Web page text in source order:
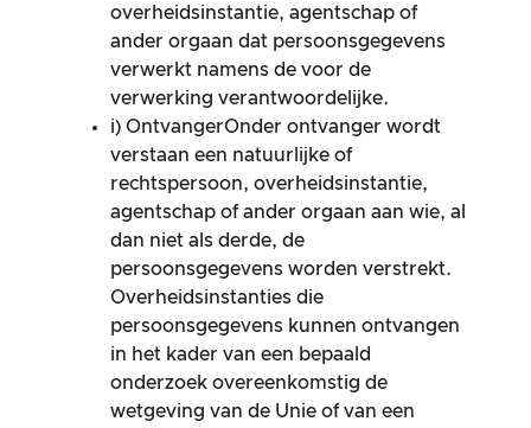
overheidsinstantie, agentschap of
ander orgaan dat persoonsgegevens
verwerkt namens de voor de
verwerking verantwoordelijke.
i) OntvangerOnder ontvanger wordt
verstaan een natuurlijke of
rechtspersoon, overheidsinstantie,
agentschap of ander orgaan aan wie, al
dan niet als derde, de
persoonsgegevens worden verstrekt.
Overheidsinstanties die
persoonsgegevens kunnen ontvangen
in het kader van een bepaald
onderzoek overeenkomstig de
wetgeving van de Unie of van een